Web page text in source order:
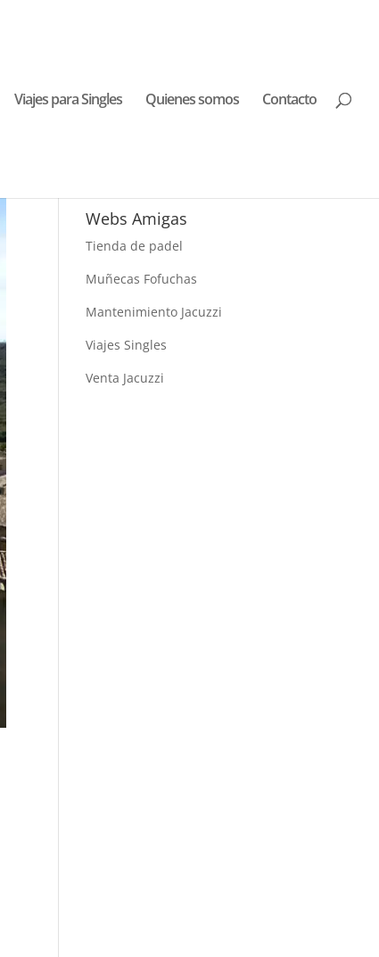
Viajes para Singles Quienes somos Contacto
Webs Amigas
Tienda de padel
Muñecas Fofuchas
Mantenimiento Jacuzzi
Viajes Singles
Venta Jacuzzi